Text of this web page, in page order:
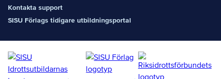
Kontakta support
SISU Förlags tidigare utbildningsportal